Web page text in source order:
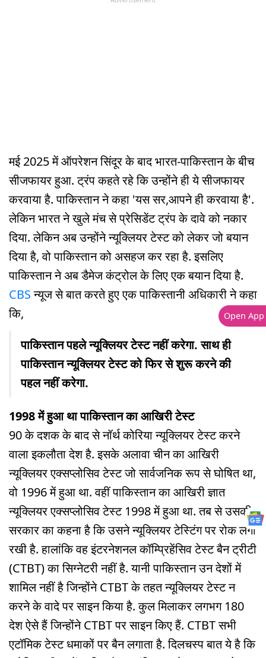
मई 2025 में ऑपरेशन सिंदूर के बाद भारत-पाकिस्तान के बीच
सीजफायर हुआ. ट्रंप कहते रहे कि उन्होंने ही ये सीजफायर
करवाया है. पाकिस्तान ने कहा 'यस सर,आपने ही करवाया है'.
लेकिन भारत ने खुले मंच से प्रेसिडेंट ट्रंप के दावे को नकार
दिया. लेकिन अब उन्होंने न्यूक्लियर टेस्ट को लेकर जो बयान
दिया है, वो पाकिस्तान को असहज कर रहा है. इसलिए
पाकिस्तान ने अब डैमेज कंट्रोल के लिए एक बयान दिया है.
CBSन्यूज से बात करते हुए एक पाकिस्तानी अधिकारी ने कहा
कि,
पाकिस्तान पहले न्यूक्लियर टेस्ट नहीं करेगा. साथ ही
पाकिस्तान न्यूक्लियर टेस्ट को फिर से शुरू करने की
पहल नहीं करेगा.
1998 में हुआ था पाकिस्तान का आखिरी टेस्ट
90 के दशक के बाद से नॉर्थ कोरिया न्यूक्लियर टेस्ट करने
वाला इकलौता देश है. इसके अलावा चीन का आखिरी
न्यूक्लियर एक्सप्लोसिव टेस्ट जो सार्वजनिक रूप से घोषित था,
वो 1996 में हुआ था. वहीं पाकिस्तान का आखिरी ज्ञात
न्यूक्लियर एक्सप्लोसिव टेस्ट 1998 में हुआ था. तब से उसकी
सरकार का कहना है कि उसने न्यूक्लियर टेस्टिंग पर रोक लगा
रखी है. हालांकि वह इंटरनेशनल कॉम्प्रिहेंसिव टेस्ट बैन ट्रीटी
(CTBT) का सिग्नेटरी नहीं है. यानी पाकिस्तान उन देशों में
शामिल नहीं है जिन्होंने CTBT के तहत न्यूक्लियर टेस्ट न
करने के वादे पर साइन किया है. कुल मिलाकर लगभग 180
देश ऐसे हैं जिन्होंने CTBT पर साइन किए हैं. CTBT सभी
एटॉमिक टेस्ट धमाकों पर बैन लगाता है. दिलचस्प बात ये है कि
Open App